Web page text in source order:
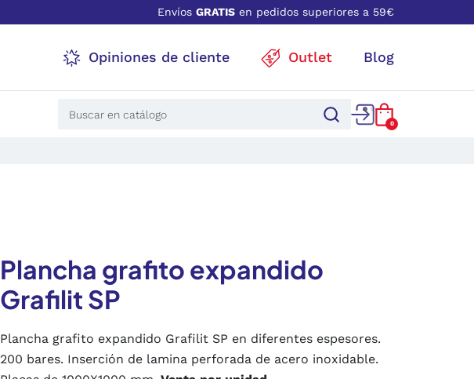
Envíos GRATIS en pedidos superiores a 59€
Opiniones de cliente Outlet Blog
0
Plancha grafito expandido
Grafilit SP
Plancha grafito expandido Grafilit SP en diferentes espesores.
200 bares. Inserción de lamina perforada de acero inoxidable.